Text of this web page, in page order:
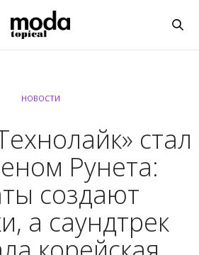
НОВОСТИ
стал
Рунета:
создают
а саундтрек